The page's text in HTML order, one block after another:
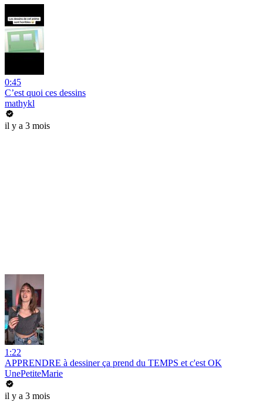
0:45
C’est quoi ces dessins
mathykl
il y a 3 mois
1:22
APPRENDRE à dessiner ça prend du TEMPS et c'est OK
UnePetiteMarie
il y a 3 mois